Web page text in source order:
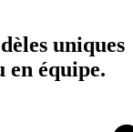
uniques
en équipe.